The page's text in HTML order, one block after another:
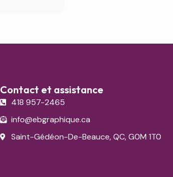
Contact et assistance
418 957-2465
info@ebgraphique.ca
Saint-Gédéon-De-Beauce, QC, G0M 1T0